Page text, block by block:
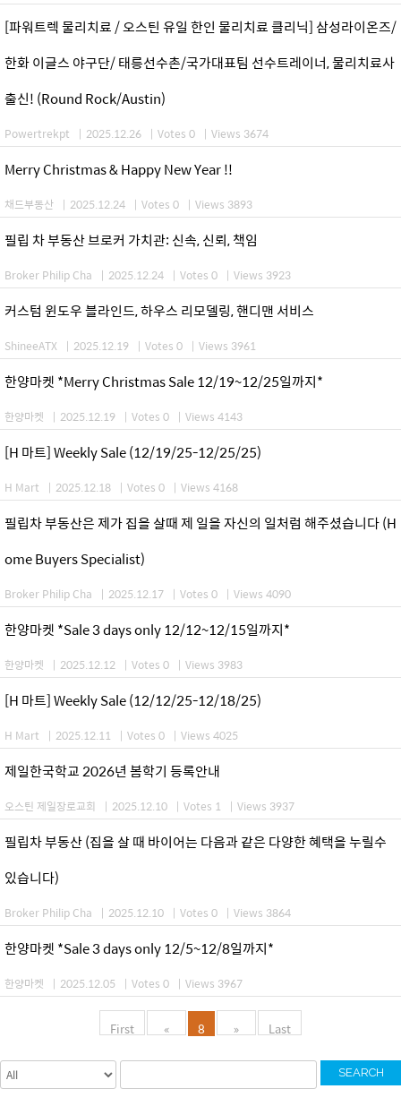
[파워트렉 물리치료 / 오스틴 유일 한인 물리치료 클리닉] 삼성라이온즈/
한화 이글스 야구단/ 태릉선수촌/국가대표팀 선수트레이너, 물리치료사
출신! (Round Rock/Austin)
Powertrekpt | 2025.12.26 | Votes 0 | Views 3674
Merry Christmas & Happy New Year !!
채드부동산 | 2025.12.24 | Votes 0 | Views 3893
필립 차 부동산 브로커 가치관: 신속, 신뢰, 책임
Broker Philip Cha | 2025.12.24 | Votes 0 | Views 3923
커스텀 윈도우 블라인드, 하우스 리모델링, 핸디맨 서비스
ShineeATX | 2025.12.19 | Votes 0 | Views 3961
한양마켓 *Merry Christmas Sale 12/19~12/25일까지*
한양마켓 | 2025.12.19 | Votes 0 | Views 4143
[H 마트] Weekly Sale (12/19/25-12/25/25)
H Mart | 2025.12.18 | Votes 0 | Views 4168
필립차 부동산은 제가 집을 살때 제 일을 자신의 일처럼 해주셨습니다 (H
ome Buyers Specialist)
Broker Philip Cha | 2025.12.17 | Votes 0 | Views 4090
한양마켓 *Sale 3 days only 12/12~12/15일까지*
한양마켓 | 2025.12.12 | Votes 0 | Views 3983
[H 마트] Weekly Sale (12/12/25-12/18/25)
H Mart | 2025.12.11 | Votes 0 | Views 4025
제일한국학교 2026년 봄학기 등록안내
오스틴 제일장로교회 | 2025.12.10 | Votes 1 | Views 3937
필립차 부동산 (집을 살 때 바이어는 다음과 같은 다양한 혜택을 누릴수
있습니다)
Broker Philip Cha | 2025.12.10 | Votes 0 | Views 3864
한양마켓 *Sale 3 days only 12/5~12/8일까지*
한양마켓 | 2025.12.05 | Votes 0 | Views 3967
First « 8 » Last
SEARCH